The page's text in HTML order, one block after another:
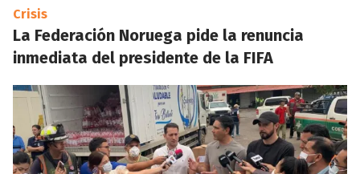
Crisis
La Federación Noruega pide la renuncia
inmediata del presidente de la FIFA